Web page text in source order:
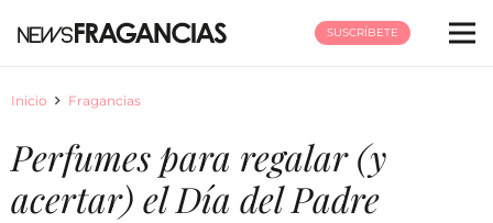
SUSCRÍBETE
Inicio Fragancias
Perfumes para regalar (y
acertar) el Día del Padre